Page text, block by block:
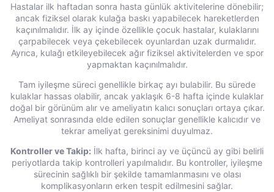
Hastalar ilk haftadan sonra hasta günlük aktivitelerine dönebilir;
ancak fiziksel olarak kulağa baskı yapabilecek hareketlerden
kaçınılmalıdır. İlk ay içinde özellikle çocuk hastalar, kulaklarını
çarpabilecek veya çekebilecek oyunlardan uzak durmalıdır.
Ayrıca, kulağı etkileyebilecek ağır fiziksel aktivitelerden ve spor
yapmaktan kaçınılmalıdır.
Tam iyileşme süreci genellikle birkaç ayı bulabilir. Bu sürede
kulaklar hassas olabilir, ancak yaklaşık 6-8 hafta içinde kulaklar
doğal bir görünüm alır ve ameliyatın kalıcı sonuçları ortaya çıkar.
Ameliyat sonrasında elde edilen sonuçlar genellikle kalıcıdır ve
tekrar ameliyat gereksinimi duyulmaz.
Kontroller ve Takip: İlk hafta, birinci ay ve üçüncü ay gibi belirli
periyotlarda takip kontrolleri yapılmalıdır. Bu kontroller, iyileşme
sürecinin sağlıklı bir şekilde tamamlanmasını ve olası
komplikasyonların erken tespit edilmesini sağlar.